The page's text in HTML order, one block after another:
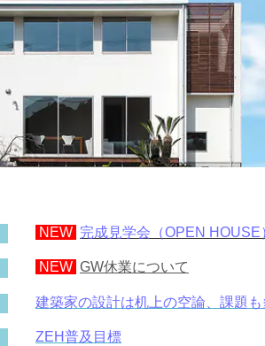
NEW 完成見学会（OPEN HOUSE
NEW GW休業について
建築家の設計は机上の空論、課題も
ZEH普及目標